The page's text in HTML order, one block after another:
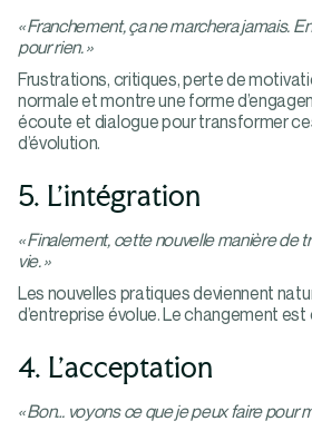
« Franchement, ça ne marchera jamais.
pour rien. »
Frustrations, critiques, perte de
normale et montre une forme
écoute et dialogue pour transformer
d’évolution.
5. L’intégration
« Finalement, cette nouvelle manière de
vie. »
Les nouvelles pratiques deviennent
d’entreprise évolue. Le changement
4. L’acceptation
« Bon… voyons ce que je peux faire pour